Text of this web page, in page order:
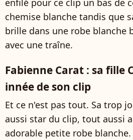
enfilé pour ce clip un bas de
chemise blanche tandis que
brille dans une robe blanche
avec une traîne.
Fabienne Carat : sa fille
innée de son clip
Et ce n'est pas tout. Sa trop
aussi star du clip, tout aussi
adorable petite robe